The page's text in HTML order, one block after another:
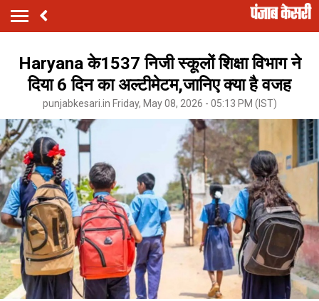
Haryana के1537 निजी स्कूलों शिक्षा विभाग ने
दिया 6 दिन का अल्टीमेटम,जानिए क्या है वजह
punjabkesari.in Friday, May 08, 2026 - 05:13 PM (IST)